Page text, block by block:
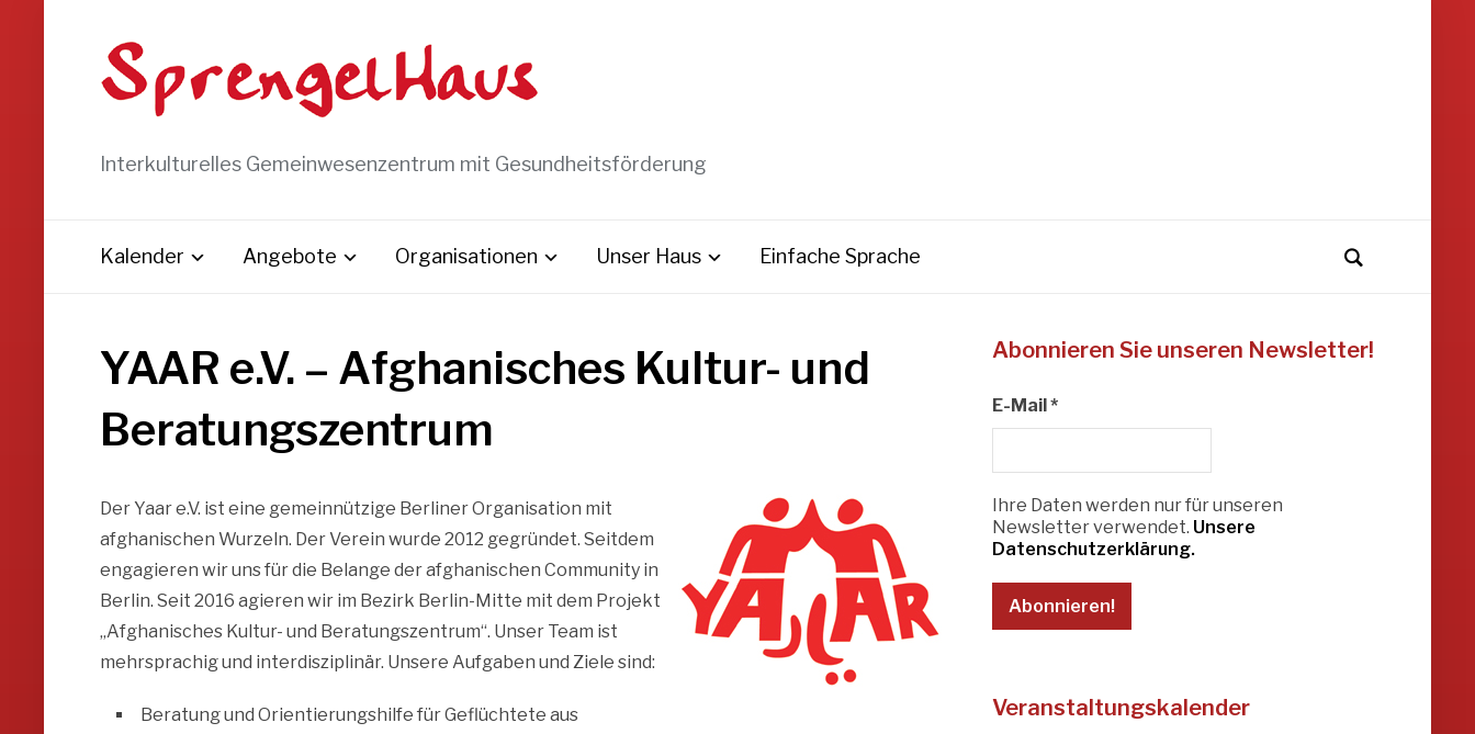
Interkulturelles Gemeinwesenzentrum mit Gesundheitsförderung
Kalender Angebote Organisationen Unser Haus Einfache Sprache
YAAR e.V. – Afghanisches Kultur- und
Beratungszentrum
Der Yaar e.V. ist eine gemeinnützige Berliner Organisation mit
afghanischen Wurzeln. Der Verein wurde 2012 gegründet. Seitdem
engagieren wir uns für die Belange der afghanischen Community in
Berlin. Seit 2016 agieren wir im Bezirk Berlin-Mitte mit dem Projekt
„Afghanisches Kultur- und Beratungszentrum“. Unser Team ist
mehrsprachig und interdisziplinär. Unsere Aufgaben und Ziele sind:
Beratung und Orientierungshilfe für Geflüchtete aus
Abonnieren Sie unseren Newsletter!
E-Mail*
Ihre Daten werden nur für unseren
Newsletter verwendet. Unsere
Datenschutzerklärung.
Veranstaltungskalender